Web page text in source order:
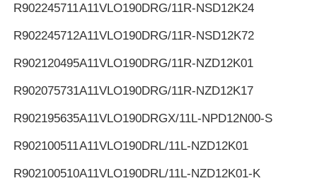
R902245711A11VLO190DRG/11R-NSD12K24
R902245712A11VLO190DRG/11R-NSD12K72
R902120495A11VLO190DRG/11R-NZD12K01
R902075731A11VLO190DRG/11R-NZD12K17
R902195635A11VLO190DRGX/11L-NPD12N00-S
R902100511A11VLO190DRL/11L-NZD12K01
R902100510A11VLO190DRL/11L-NZD12K01-K